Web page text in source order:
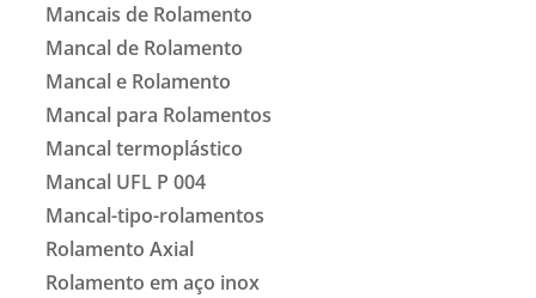
Mancais de Rolamento
Mancal de Rolamento
Mancal e Rolamento
Mancal para Rolamentos
Mancal termoplástico
Mancal UFL P 004
Mancal-tipo-rolamentos
Rolamento Axial
Rolamento em aço inox